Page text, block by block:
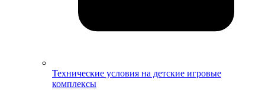
Технические условия на детские игровые
комплексы